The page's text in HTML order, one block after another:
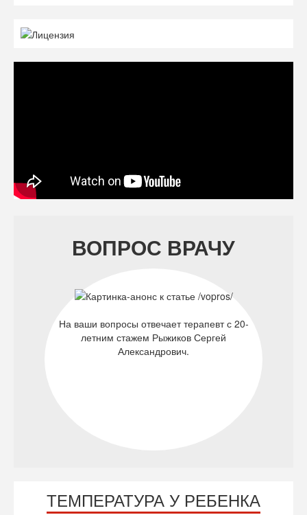
ВОПРОС ВРАЧУ
На ваши вопросы отвечает терапевт с 20-
летним стажем Рыжиков Сергей
Александрович.
ТЕМПЕРАТУРА У РЕБЕНКА